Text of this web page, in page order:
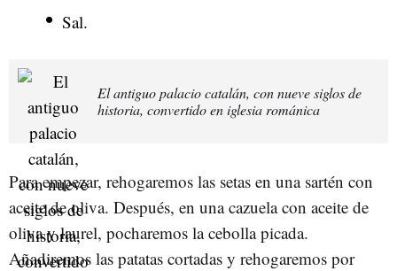
Sal.
El antiguo palacio catalán, con nueve siglos de
historia, convertido en iglesia románica
Para empezar, rehogaremos las setas en una sartén con
aceite de oliva. Después, en una cazuela con aceite de
oliva y laurel, pocharemos la cebolla picada.
Añadiremos las patatas cortadas y rehogaremos por